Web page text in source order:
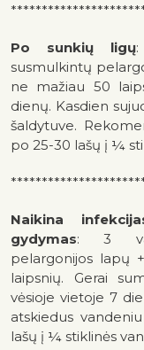
Po sunkių ligų
susmulkintų
ne mažiau 50
dienų. Kasdien
šaldytuve.
po 25-30 lašų į ¼
Naikina
gydymas: 3
pelargonijos lapų
laipsnių. Gerai
vėsioje vietoje 7
atskiedus
lašų į ¼ stiklinės